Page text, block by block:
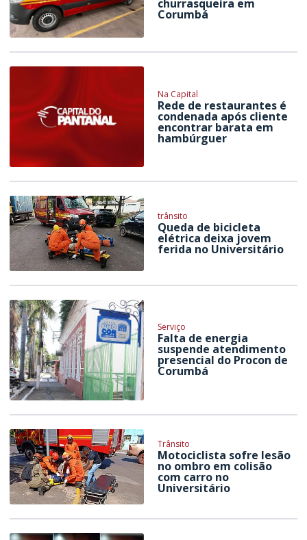
churrasqueira em
Corumbá
Na Capital
Rede de restaurantes é
condenada após cliente
encontrar barata em
hambúrguer
trânsito
Queda de bicicleta
elétrica deixa jovem
ferida no Universitário
Serviço
Falta de energia
suspende atendimento
presencial do Procon de
Corumbá
Trânsito
Motociclista sofre lesão
no ombro em colisão
com carro no
Universitário